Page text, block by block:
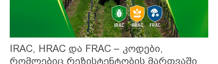
IRAC, HRAC და FRAC – კოდები,
რომლებიც რეზისტენტობის მართვაში